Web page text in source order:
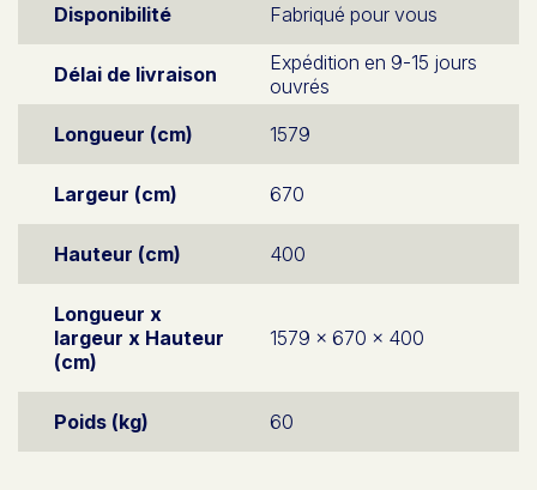
Disponibilité Fabriqué pour vous
Délai de livraison
Expédition en 9-15 jours
ouvrés
Longueur (cm)
1579
Largeur (cm) 670
Hauteur (cm) 400
Longueur x
largeur x Hauteur
(cm)
1579 x 670 x 400
Poids (kg) 60